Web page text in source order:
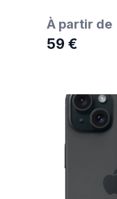
À partir de
59 €